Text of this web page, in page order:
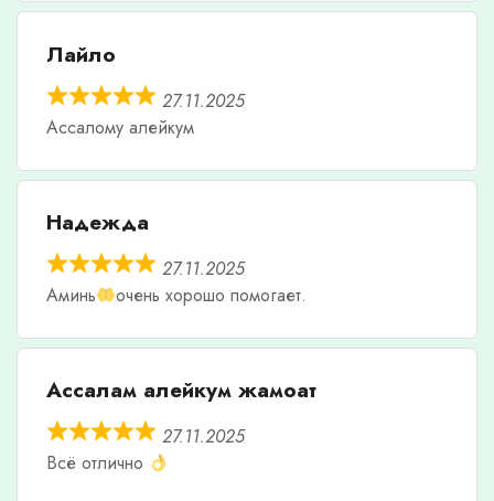
Лайло
27.11.2025
Ассалому алейкум
Надежда
27.11.2025
Аминь
очень хорошо помогает.
Ассалам алейкум жамоат
27.11.2025
Всё отлично